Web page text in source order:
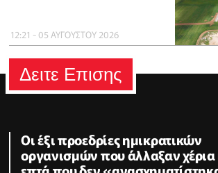
12:21 - 05 ΑΥΓΟΥΣΤΟΥ 2026
Δειτε Επισης
Οι έξι προεδρίες ημικρατικών
οργανισμών που άλλαξαν χέρια